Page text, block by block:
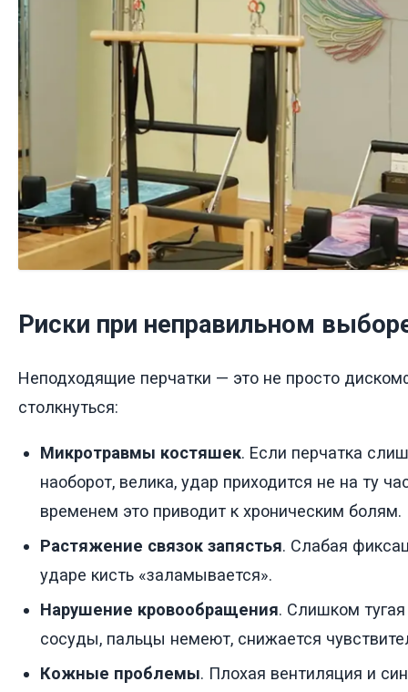
Риски при неправильном
Неподходящие перчатки — это не просто
столкнуться:
Микротравмы костяшек. Если перчатка
наоборот, велика, удар приходится не на ту
временем это приводит к хроническим болям.
Растяжение связок запястья. Слабая
ударе кисть «заламывается».
Нарушение кровообращения. Слишком
сосуды, пальцы немеют, снижается
Кожные проблемы. Плохая вентиляция и